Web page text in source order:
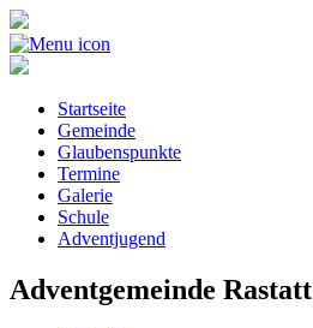
Startseite
Gemeinde
Glaubenspunkte
Termine
Galerie
Schule
Adventjugend
Adventgemeinde Rastatt